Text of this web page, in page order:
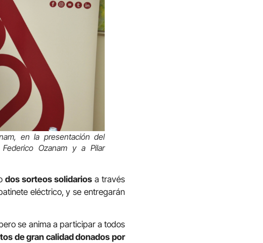
en la presentación del
Ozanam y a Pilar
dos sorteos solidarios a través
eléctrico, y se entregarán
se anima a participar a todos
de gran calidad donados por